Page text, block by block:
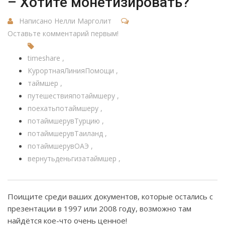
Написано Нелли Марголит
Оставьте комментарий первым!
timeshare
КурортнаяЛинияПомощи
таймшер
путешествияпотаймшеру
поехатьпотаймшеру
потаймшерувТурцию
потаймшерувТаиланд
потаймшерувОАЭ
вернутьденьгизатаймшер
Поищите среди ваших документов, которые остались с
презентации в 1997 или 2008 году, возможно там
найдётся кое-что очень ценное!